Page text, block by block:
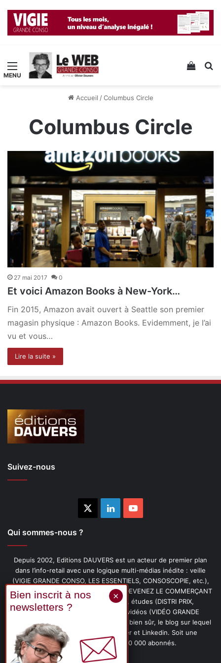
Menu Voir
Accueil / Columbus Circle
Columbus Circle
27 mai 2017 0
Et voici Amazon Books à New-York…
Fin 2015, Amazon avait ouvert à Seattle son premier
magasin physique : Amazon Books. Evidemment, je l’ai
vu et vous…
Lire la suite »
Suivez-nous
LinkedinYouTube
Qui sommes-nous ?
Depuis 2002, Editions DAUVERS est un acteur de premier plan
dans l’info-retail avec une logique multi-médias inédite : veille
(VIGIE GRANDE CONSO, LES ESSENTIELS, CONSOSCOPIE, etc.),
livres (PENSER-CLIENT, IMAGE-PRIX, DEVENEZ LE COMMERÇANT
PRÉFÉRÉ DE VOS CLIENTS, etc.), études (DISTRI PRIX,
PROMOFLASH, DRIVE INSIGHTS), vidéos (VIDÉO GRANDE
CONSO), podcasts (CAFÉ CONSO) et, bien sûr, le blog sur lequel
vous êtes, ainsi que les fils Twitter et Linkedin. Soit une
communauté de plus de 150 000 abonnés.